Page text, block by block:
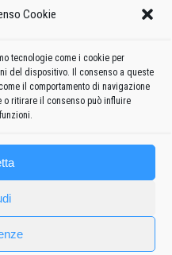
Cookie
tecnologie come i cookie per
del dispositivo. Il consenso a queste
il comportamento di navigazione
o ritirare il consenso può influire
manifestazioni delle
11